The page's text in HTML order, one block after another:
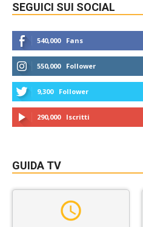
SEGUICI SUI SOCIAL
540,000 Fans
550,000 Follower
9,300 Follower
290,000 Iscritti
GUIDA TV